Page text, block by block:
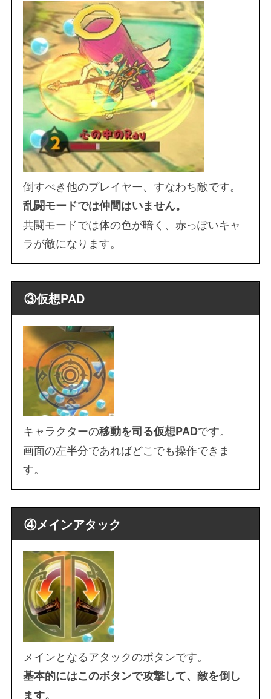
倒すべき他のプレイヤー、すなわち敵です。
乱闘モードでは仲間はいません。
共闘モードでは体の色が暗く、赤っぽいキャ
ラが敵になります。
③仮想PAD
キャラクターの移動を司る仮想PADです。
画面の左半分であればどこでも操作できま
す。
④メインアタック
メインとなるアタックのボタンです。
基本的にはこのボタンで攻撃して、敵を倒し
ます。